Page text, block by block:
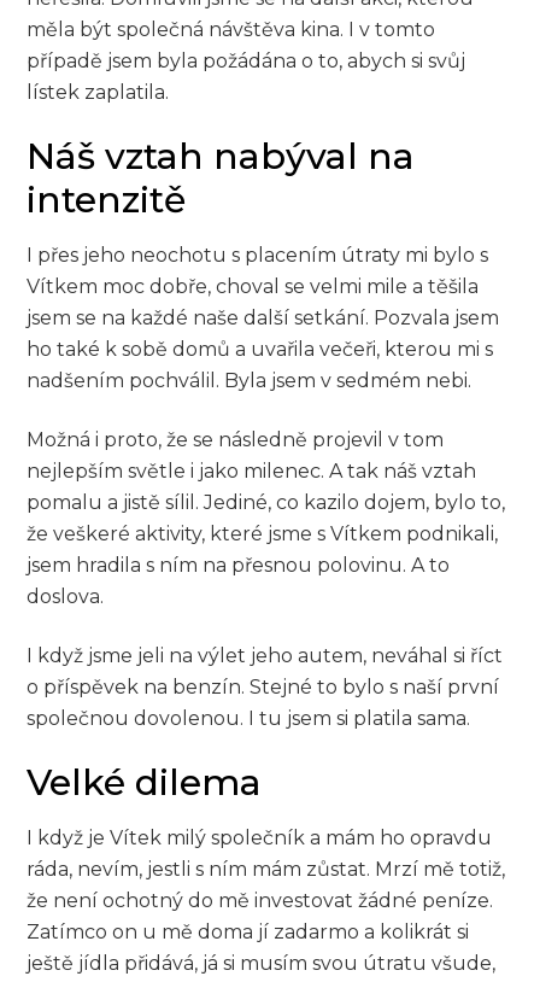
měla být společná návštěva kina. I v tomto
případě jsem byla požádána o to, abych si svůj
lístek zaplatila.
Náš vztah nabýval na
intenzitě
I přes jeho neochotu s placením útraty mi bylo s
Vítkem moc dobře, choval se velmi mile a těšila
jsem se na každé naše další setkání. Pozvala jsem
ho také k sobě domů a uvařila večeři, kterou mi s
nadšením pochválil. Byla jsem v sedmém nebi.
Možná i proto, že se následně projevil v tom
nejlepším světle i jako milenec. A tak náš vztah
pomalu a jistě sílil. Jediné, co kazilo dojem, bylo to,
že veškeré aktivity, které jsme s Vítkem podnikali,
jsem hradila s ním na přesnou polovinu. A to
doslova.
I když jsme jeli na výlet jeho autem, neváhal si říct
o příspěvek na benzín. Stejné to bylo s naší první
společnou dovolenou. I tu jsem si platila sama.
Velké dilema
I když je Vítek milý společník a mám ho opravdu
ráda, nevím, jestli s ním mám zůstat. Mrzí mě totiž,
že není ochotný do mě investovat žádné peníze.
Zatímco on u mě doma jí zadarmo a kolikrát si
ještě jídla přidává, já si musím svou útratu všude,